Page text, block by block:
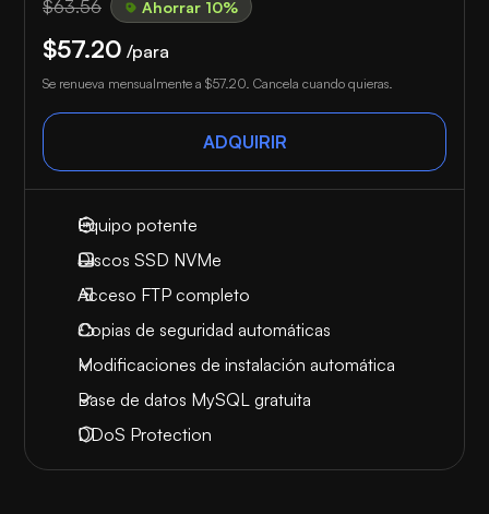
$63.56 Ahorrar 10%
$57.20 /para
Se renueva mensualmente a $57.20 . Cancela cuando quieras.
ADQUIRIR
Equipo potente
Discos SSD NVMe
Acceso FTP completo
Copias de seguridad automáticas
Modificaciones de instalación automática
Base de datos MySQL gratuita
DDoS Protection